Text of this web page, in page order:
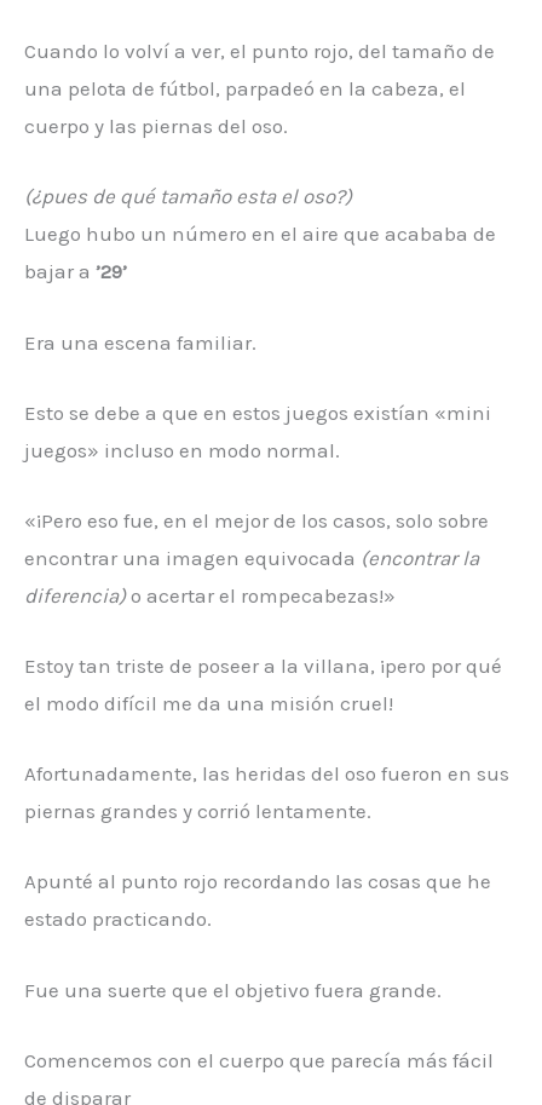
Cuando lo volví a ver, el punto rojo, del tamaño de
una pelota de fútbol, ​​parpadeó en la cabeza, el
cuerpo y las piernas del oso.
(¿pues de qué tamaño esta el oso?)
Luego hubo un número en el aire que acababa de
bajar a ’29’
Era una escena familiar.
Esto se debe a que en estos juegos existían «mini
juegos» incluso en modo normal.
«¡Pero eso fue, en el mejor de los casos, solo sobre
encontrar una imagen equivocada (encontrar la
diferencia)o acertar el rompecabezas!»
Estoy tan triste de poseer a la villana, ¡pero por qué
el modo difícil me da una misión cruel!
Afortunadamente, las heridas del oso fueron en sus
piernas grandes y corrió lentamente.
Apunté al punto rojo recordando las cosas que he
estado practicando.
Fue una suerte que el objetivo fuera grande.
Comencemos con el cuerpo que parecía más fácil
de disparar